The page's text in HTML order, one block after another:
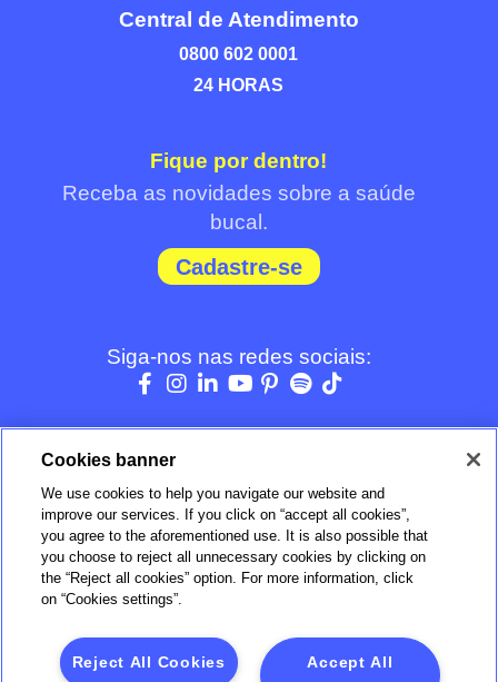
Central de Atendimento
0800 602 0001
24 HORAS
Fique por dentro!
Receba as novidades sobre a saúde
bucal.
Cadastre-se
Siga-nos nas redes sociais:
BOM
Verificada por
Cookies banner
We use cookies to help you navigate our website and
improve our services. If you click on “accept all cookies”,
you agree to the aforementioned use. It is also possible that
you choose to reject all unnecessary cookies by clicking on
the “Reject all cookies” option. For more information, click
on “Cookies settings”.
Accept All
Reject All Cookies